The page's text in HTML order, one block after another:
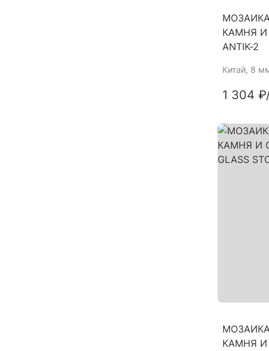
КАМНЯ И
ANTIK-2
Китай, 8
1 304 ₽
КАМНЯ И